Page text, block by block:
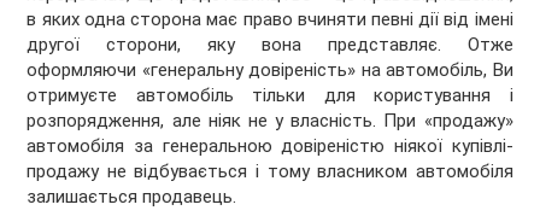
в яких одна сторона має право вчиняти певні дії від імені
другої сторони, яку вона представляє. Отже
оформляючи «генеральну довіреність» на автомобіль, Ви
отримуєте автомобіль тільки для користування і
розпорядження, але ніяк не у власність. При «продажу»
автомобіля за генеральною довіреністю ніякої купівлі-
продажу не відбувається і тому власником автомобіля
залишається продавець.